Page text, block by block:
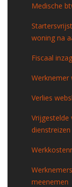
Medische
woning na
Fiscaal
Werknemer
Verlies
Vrijgestelde
dienstreizen
meenemen